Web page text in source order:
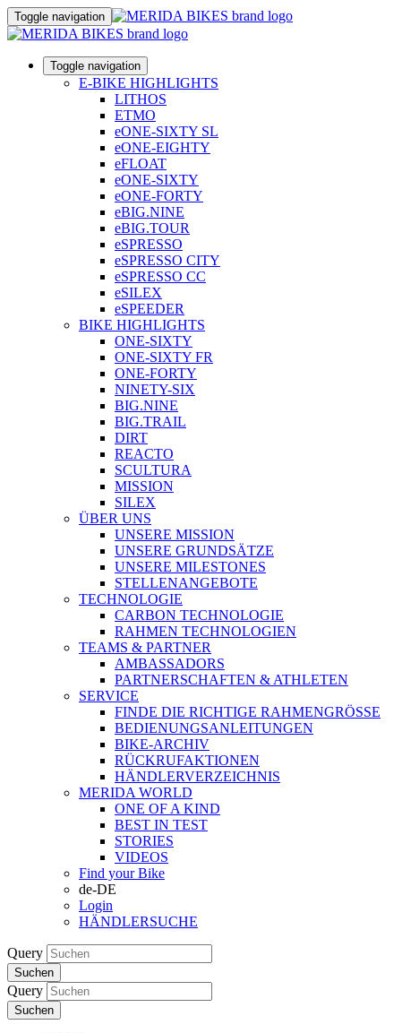
Toggle navigation
Toggle navigation
E-BIKE HIGHLIGHTS
LITHOS
ETMO
eONE-SIXTY SL
eONE-EIGHTY
eFLOAT
eONE-SIXTY
eONE-FORTY
eBIG.NINE
eBIG.TOUR
eSPRESSO
eSPRESSO CITY
eSPRESSO CC
eSILEX
eSPEEDER
BIKE HIGHLIGHTS
ONE-SIXTY
ONE-SIXTY FR
ONE-FORTY
NINETY-SIX
BIG.NINE
BIG.TRAIL
DIRT
REACTO
SCULTURA
MISSION
SILEX
ÜBER UNS
UNSERE MISSION
UNSERE GRUNDSÄTZE
UNSERE MILESTONES
STELLENANGEBOTE
TECHNOLOGIE
CARBON TECHNOLOGIE
RAHMEN TECHNOLOGIEN
TEAMS & PARTNER
AMBASSADORS
PARTNERSCHAFTEN & ATHLETEN
SERVICE
FINDE DIE RICHTIGE RAHMENGRÖSSE
BEDIENUNGSANLEITUNGEN
BIKE-ARCHIV
RÜCKRUFAKTIONEN
HÄNDLERVERZEICHNIS
MERIDA WORLD
ONE OF A KIND
BEST IN TEST
STORIES
VIDEOS
Find your Bike
de-DE
Login
HÄNDLERSUCHE
Query
Suchen
Query
Suchen